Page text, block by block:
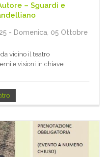
– Sguardi e
- Domenica, 05 Ottobre
vicino il teatro
e visioni in chiave